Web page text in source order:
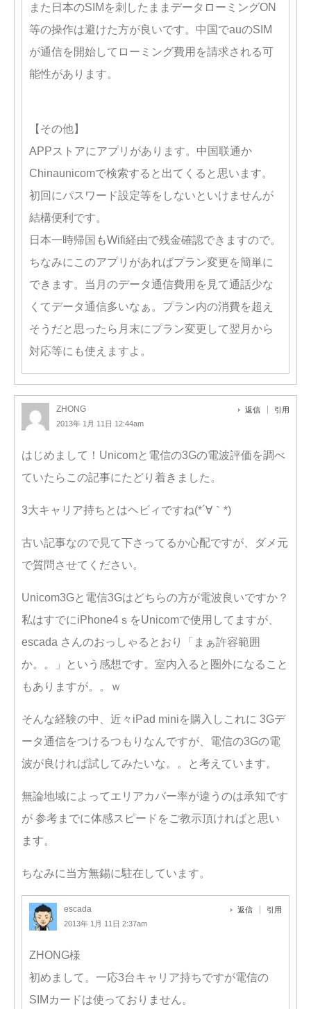
また日本のSIMを刺したままデータローミングON
等の操作は避けた方が良いです。中国でauのSIM
が通信を開始してローミング費用を請求される可
能性があります。
【その他】
APPストアにアプリがあります。中国联通か
Chinaunicomで検索すると出てくると思います。
初回にパスワード設定等をしないといけませんが
結構便利です。
日本一時帰国もWifi経由で残金確認できますので。
ちなみにこのアプリがあればプラン変更を簡単に
できます。当月のデータ通信費用を見て通話少な
くてデータ通信多いなぁ。プラン内の消費を超え
そうだと思ったら月末にプラン変更して翌月から
対応等にも使えますよ。
ZHONG
2013年 1月 11日 12:44am
返信 引用
はじめまして！Unicomと電信の3Gの電波評価を調べ
ていたらこの記事にたどり着きました。
3大キャリア持ちとはヘビィですね(*´∀｀*)
古い記事なので見て下さってるか心配ですが、ダメ元
で質問させてください。
Unicom3Gと電信3Gはどちらの方が電波良いですか？
私はすでにiPhone4ｓをUnicomで使用してますが、
escada さんのおっしゃるとおり「まぁ許容範囲
か。。」という感想です。室内入ると圏外になること
もありますが。。ｗ
そんな経験の中、近々iPad miniを購入しこれに 3Gデ
ータ通信をつけるつもりなんですが、電信の3Gの電
波が良ければ試してみたいな。。と考えています。
無論地域によってエリアカバー率が違うのは承知です
が 参考までに体感スピードをご教示頂ければと思い
ます。
ちなみに当方無錫に駐在しています。
escada
2013年 1月 11日 2:37am
返信 引用
ZHONG様
初めまして。一応3台キャリア持ちですが電信の
SIMカードは使っておりません。